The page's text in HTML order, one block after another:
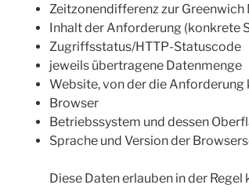
Zeitzonendifferenz zur Greenwich
Inhalt der Anforderung (konkrete
Zugriffsstatus/HTTP-Statuscode
jeweils übertragene Datenmenge
Website, von der die
Browser
Betriebssystem und dessen
Sprache und Version der
Diese Daten erlauben in der